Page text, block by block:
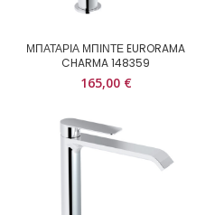
ΜΠΑΤΑΡΙΑ ΜΠΙΝΤΕ EURORAMA
CHARMA 148359
165,00 €